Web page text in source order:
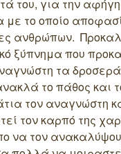
του, για την
με το οποίο
ανθρώπων.
ξύπνημα που
τα δροσερά
το πάθος και
τον αναγνώστη
τον καρπό της
να τον